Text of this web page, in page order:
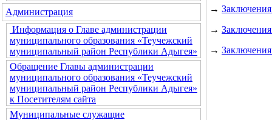
Администрация
Информация о Главе администрации
муниципального образования «Теучежский
муниципальный район Республики Адыгея»
Обращение Главы администрации
муниципального образования «Теучежский
муниципальный район Республики Адыгея»
к Посетителям сайта
Муниципальные служащие
→
→
→